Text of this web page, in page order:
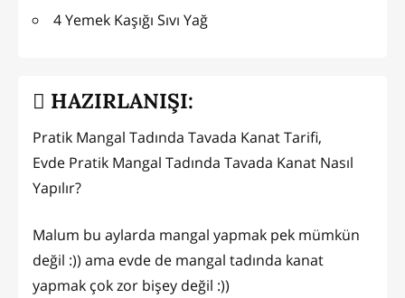
4 Yemek Kaşığı Sıvı Yağ
HAZIRLANIŞI:
Pratik Mangal Tadında Tavada Kanat Tarifi,
Evde Pratik Mangal Tadında Tavada Kanat Nasıl
Yapılır?
Malum bu aylarda mangal yapmak pek mümkün
değil :)) ama evde de mangal tadında kanat
yapmak çok zor bişey değil :))